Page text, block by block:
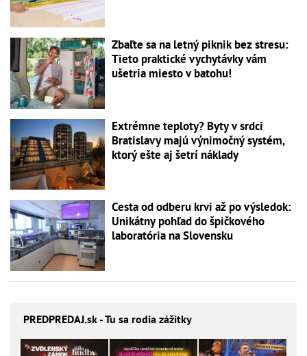
Zbaľte sa na letný piknik bez stresu:
Tieto praktické vychytávky vám
ušetria miesto v batohu!
Extrémne teploty? Byty v srdci
Bratislavy majú výnimočný systém,
ktorý ešte aj šetrí náklady
Cesta od odberu krvi až po výsledok:
Unikátny pohľad do špičkového
laboratória na Slovensku
PREDPREDAJ.sk - Tu sa rodia zážitky